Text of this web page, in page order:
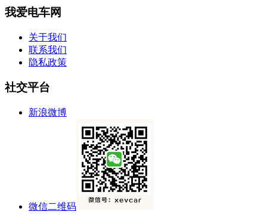
我爱电车网
关于我们
联系我们
隐私政策
社交平台
新浪微博
微信二维码